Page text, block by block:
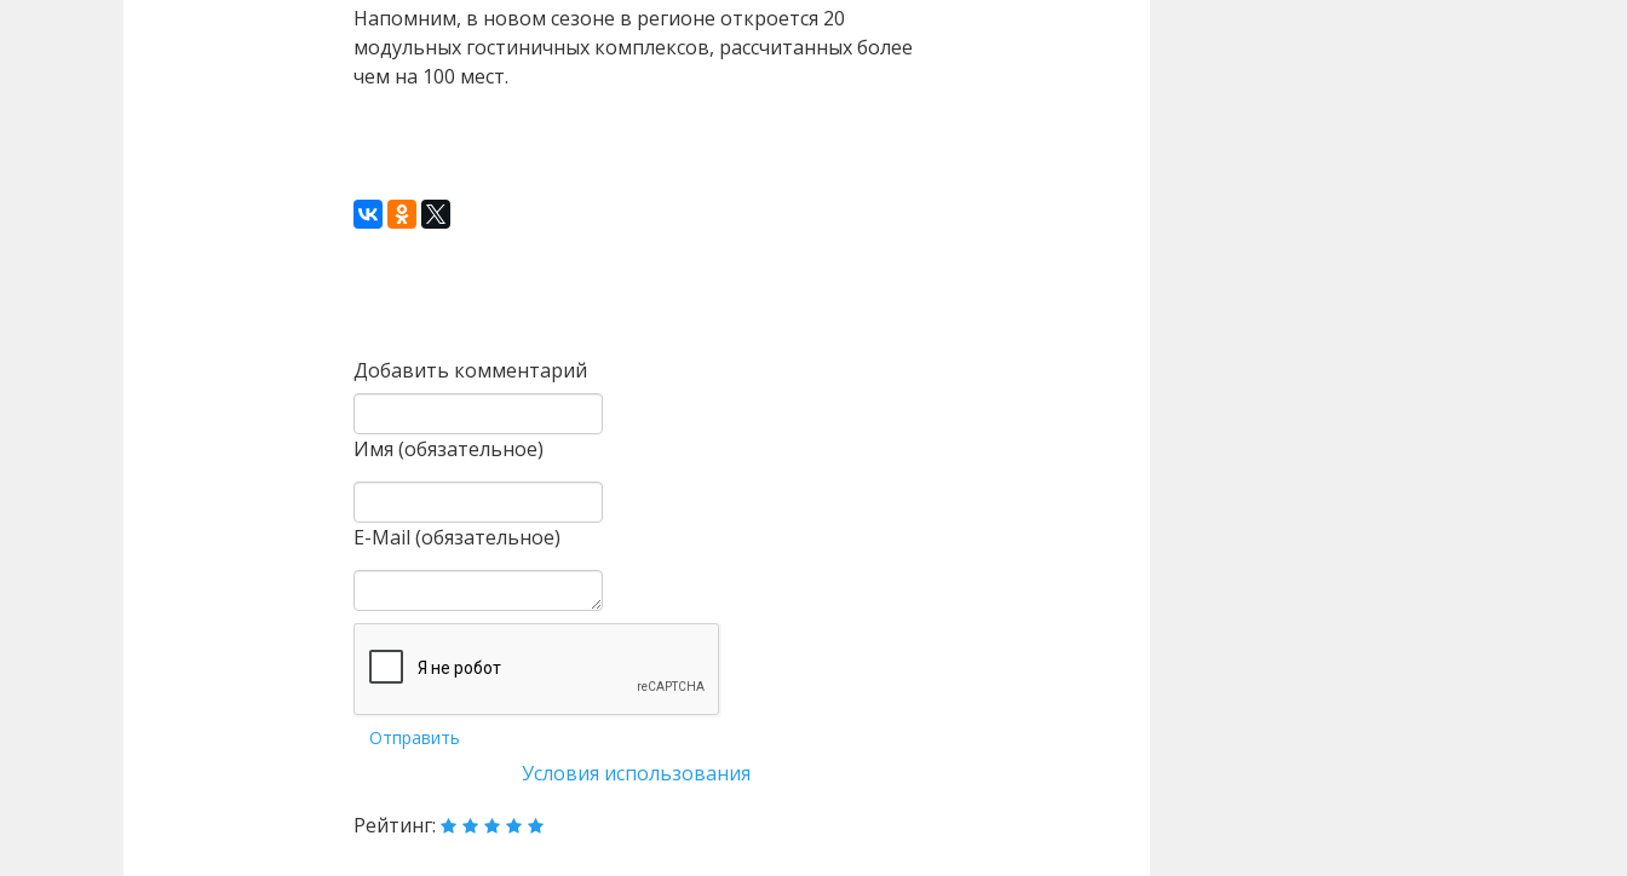
Напомним, в новом сезоне в регионе откроется 20
модульных гостиничных комплексов, рассчитанных более
чем на 100 мест.
Добавить комментарий
Имя (обязательное)
E-Mail (обязательное)
Отправить
Условия использования
Рейтинг: